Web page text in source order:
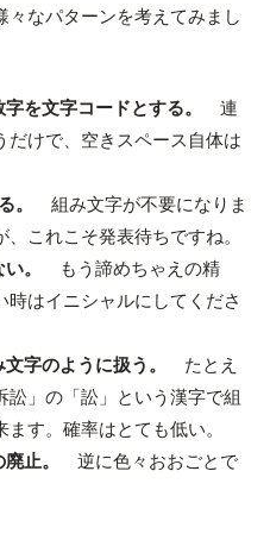
なパターンを考えてみまし
を文字コードとする。
連
だけで、空きスペース自体は
。
組み文字が不要になりま
これこそ発表待ちですね。
。
もう諦めちゃえの精
はイニシャルにしてくださ
字のように扱う。
たとえ
訟」の「訟」という漢字で組
す。確率はとても低い。
止。
逆に色々おおごとで